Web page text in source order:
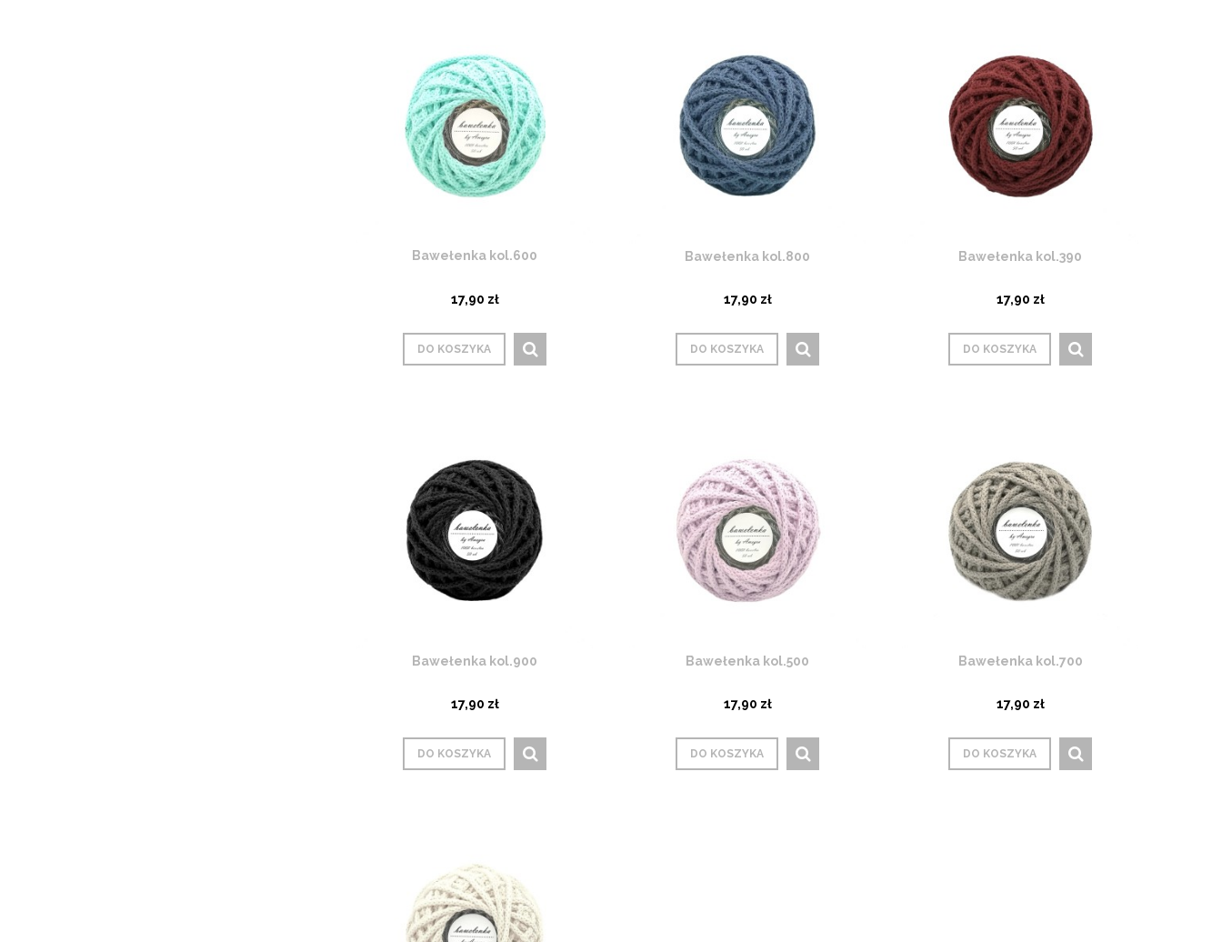
Bawełenka kol.600
17,90 zł
DO KOSZYKA
Bawełenka kol.800
17,90 zł
DO KOSZYKA
Bawełenka kol.390
17,90 zł
DO KOSZYKA
Bawełenka kol.900
17,90 zł
DO KOSZYKA
Bawełenka kol.500
17,90 zł
DO KOSZYKA
Bawełenka kol.700
17,90 zł
DO KOSZYKA